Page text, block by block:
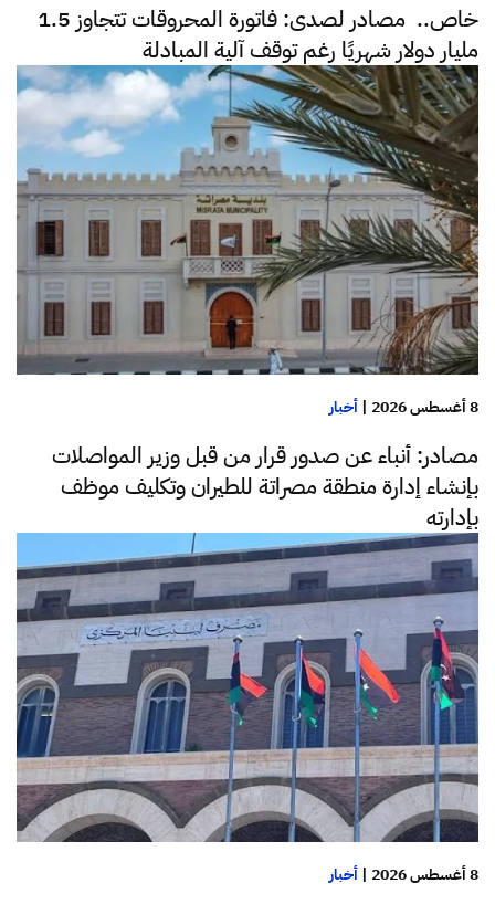
خاص.. مصادر لصدى: فاتورة المحروقات تتجاوز 1.5
مليار دولار شهريًا رغم توقف آلية المبادلة
8 أغسطس 2026 | أخبار
مصادر: أنباء عن صدور قرار من قبل وزير المواصلات
بإنشاء إدارة منطقة مصراتة للطيران وتكليف موظف
بإدارته
8 أغسطس 2026 | أخبار